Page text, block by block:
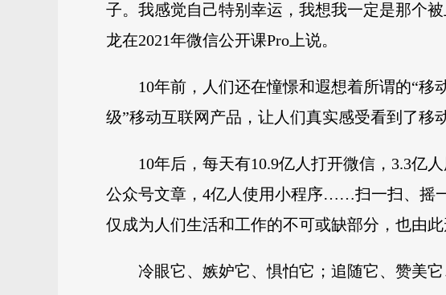
子。我感觉自己特别幸运，我想我一定是那个
龙在2021年微信公开课Pro上说。
10年前，人们还在憧憬和遐想着所谓的“
级”移动互联网产品，让人们真实感受看到了移
10年后，每天有10.9亿人打开微信，3.3亿
公众号文章，4亿人使用小程序……扫一扫、摇
仅成为人们生活和工作的不可或缺部分，也由此
冷眼它、嫉妒它、惧怕它；追随它、赞美